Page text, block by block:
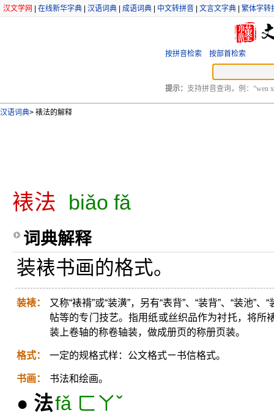
汉文学网 在线新华字典 汉语词典 成语词典 中文转拼音 文言文字典 繁体字转
按拼音检索 按部首检索
提示： 支持拼音查询，例：“wen
汉语词典> 裱法的解释
裱法 biǎo fǎ
词典解释
装裱书画的格式。
装裱：
又称“裱褙”或“装潢”，另有“表背”、“装背”、“装池”
帖等的专门技艺。指用纸或丝织品作为衬托，将所
装上卷轴的称卷轴装，做成册页的称册页装。
格式： 一定的规格式样：公文格式ㄧ书信格式。
书画： 书法和绘画。
● 法fǎ ㄈㄚˇ